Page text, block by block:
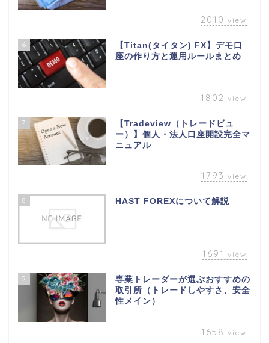
2010 view
6
【Titan(タイタン) FX】デモ口
座の作り方と運用ルールまとめ
1802 view
7
【Tradeview（トレードビュ
ー）】個人・法人口座開設完全マ
ニュアル
1793 view
8 HAST FOREXについて解説
1691 view
9
専業トレーダーが選ぶおすすめの
取引所（トレードしやすさ、安全
性メイン）
1658 view